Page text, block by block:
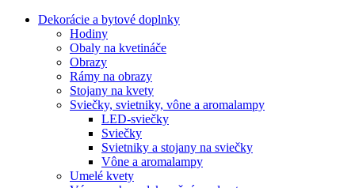
Dekorácie a bytové doplnky
Hodiny
Obaly na kvetináče
Obrazy
Rámy na obrazy
Stojany na kvety
Sviečky, svietniky, vône a aromalampy
LED-sviečky
Sviečky
Svietniky a stojany na sviečky
Vône a aromalampy
Umelé kvety